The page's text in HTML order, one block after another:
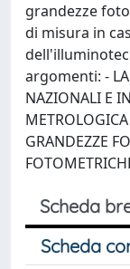
grandezze
di misura in
argomenti: - LA
NAZIONALI E
GRANDEZZE
Scheda
Scheda